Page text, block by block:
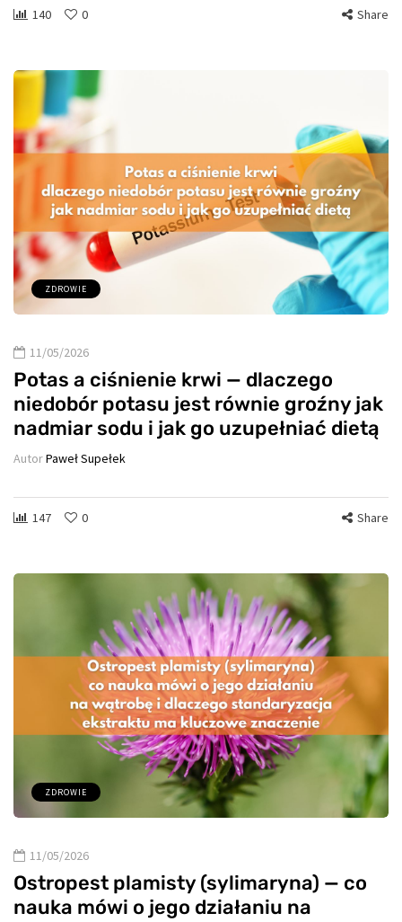
140 0 Share
ZDROWIE
11/05/2026
Potas a ciśnienie krwi — dlaczego
niedobór potasu jest równie groźny jak
nadmiar sodu i jak go uzupełniać dietą
AutorPaweł Supełek
147 0 Share
ZDROWIE
11/05/2026
Ostropest plamisty (sylimaryna) — co
nauka mówi o jego działaniu na